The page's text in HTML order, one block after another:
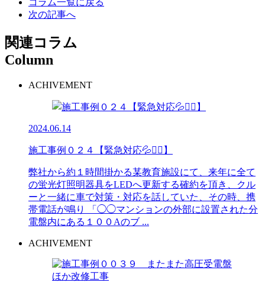
次の記事へ
関連コラム
Column
ACHIVEMENT
2024.06.14
施工事例０２４【緊急対応💦👷‍♂】
弊社から約１時間掛かる某教育施設にて、来年に全て
の蛍光灯照明器具をLEDへ更新する確約を頂き、クル
ーと一緒に車で対策・対応を話していた、その時、携
帯電話が鳴り 「◯◯マンションの外部に設置された分
電盤内にある１００Aのブ ...
ACHIVEMENT